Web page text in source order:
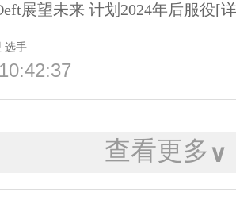
展望未来 计划2024年后服役[
选手
查看更多 ∨